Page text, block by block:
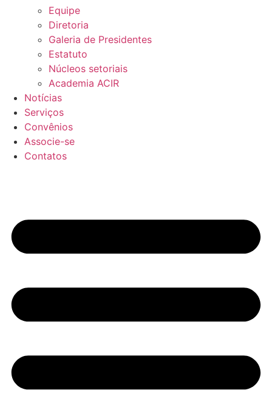
Equipe
Diretoria
Galeria de Presidentes
Estatuto
Núcleos setoriais
Academia ACIR
Notícias
Serviços
Convênios
Associe-se
Contatos